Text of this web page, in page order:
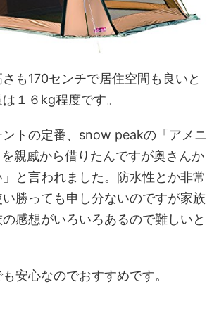
も170センチで居住空間も良いと
１６kg程度です。
トの定番、snow peakの「アメニ
親戚から借りたんですが奥さんか
と言われました。防水性とか非常
勝っても申し分ないのですが家族
感想がいろいろあるので難しいと
安心なのでおすすめです。